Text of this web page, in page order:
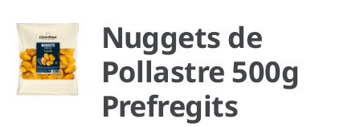
Nuggets de
Pollastre 500g
Prefregits